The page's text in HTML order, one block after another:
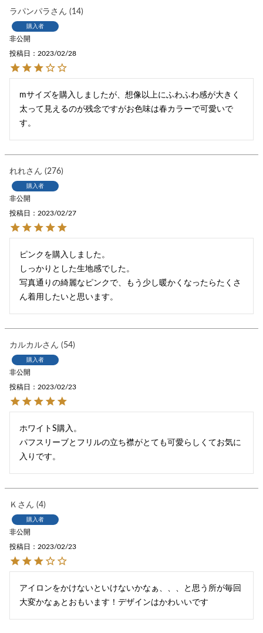
ラパンパラ 14
購入者
非公開
投稿日 2023/02/28
mサイズを購入しましたが、想像以上にふわふわ感が大きく
太って見えるのが残念ですがお色味は春カラーで可愛いで
す。
れれ 276
購入者
非公開
投稿日 2023/02/27
ピンクを購入しました。
しっかりとした生地感でした。
写真通りの綺麗なピンクで、もう少し暖かくなったらたくさ
ん着用したいと思います。
カルカル 54
購入者
非公開
投稿日 2023/02/23
ホワイトS購入。
パフスリーブとフリルの立ち襟がとても可愛らしくてお気に
入りです。
Ｋ 4
購入者
非公開
投稿日 2023/02/23
アイロンをかけないといけないかなぁ、、、と思う所が毎回
大変かなぁとおもいます！デザインはかわいいです